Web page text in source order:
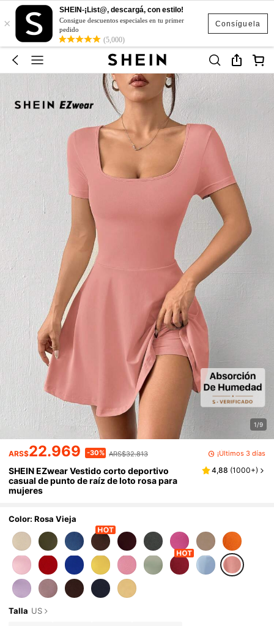
Consíguela
×
SHEIN-¡List@, descargá, con estilo!
Consigue descuentos especiales en tu primer
pedido
(5,000)
1/9
ARS$22.969 -30% ARS$32.813 ¡Últimos 3 días
SHEIN EZwear Vestido corto deportivo
casual de punto de raíz de loto rosa para
mujeres
4,88 (1000+)
Color: Rosa Vieja
Talla US